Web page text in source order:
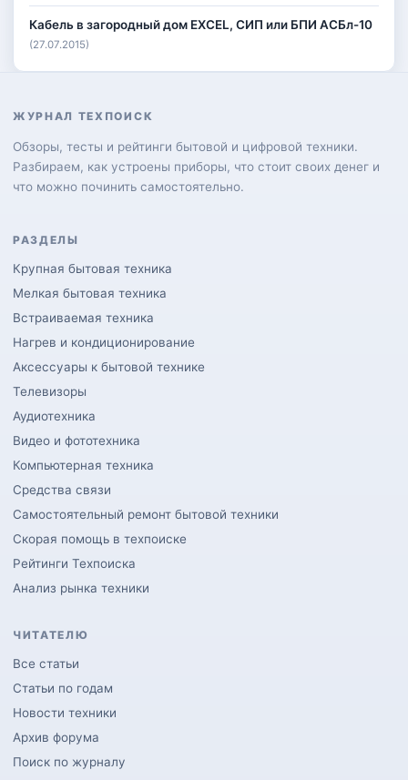
Кабель в загородный дом EXCEL, СИП или БПИ АСБл-10
(27.07.2015)
ЖУРНАЛ ТЕХПОИСК
Обзоры, тесты и рейтинги бытовой и цифровой техники.
Разбираем, как устроены приборы, что стоит своих денег и
что можно починить самостоятельно.
РАЗДЕЛЫ
Крупная бытовая техника
Мелкая бытовая техника
Встраиваемая техника
Нагрев и кондиционирование
Аксессуары к бытовой технике
Телевизоры
Аудиотехника
Видео и фототехника
Компьютерная техника
Средства связи
Самостоятельный ремонт бытовой техники
Скорая помощь в техпоиске
Рейтинги Техпоиска
Анализ рынка техники
ЧИТАТЕЛЮ
Все статьи
Статьи по годам
Новости техники
Архив форума
Поиск по журналу